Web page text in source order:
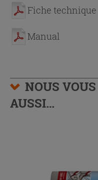
Fiche technique
Manual
NOUS
AUSSI…